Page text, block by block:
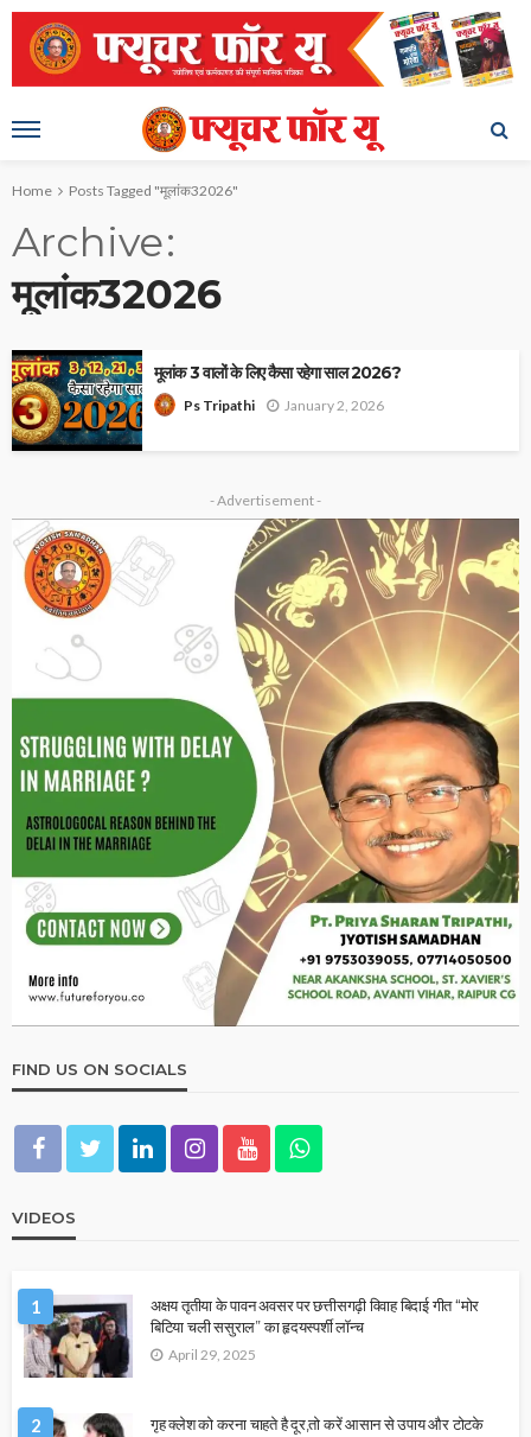
Home Posts Tagged "मूलांक32026"
Archive
मूलांक32026
मूलांक 3 वालों के लिए कैसा रहेगा साल 2026?
Ps Tripathi January 2, 2026
- Advertisement -
FIND US ON SOCIALS
VIDEOS
1
अक्षय तृतीया के पावन अवसर पर छत्तीसगढ़ी विवाह बिदाई गीत “मोर
बिटिया चली ससुराल” का हृदयस्पर्शी लॉन्च
April 29, 2025
2 गृह क्लेश को करना चाहते है दूर,तो करें आसान से उपाय और टोटके